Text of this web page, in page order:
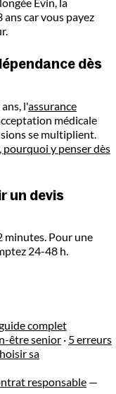
car vous payez
dès
l'assurance
médicale
se multiplient.
pourquoi y penser dès
un devis
minutes. Pour une
24-48 h.
complet
être senior · 5 erreurs
sa
responsable —